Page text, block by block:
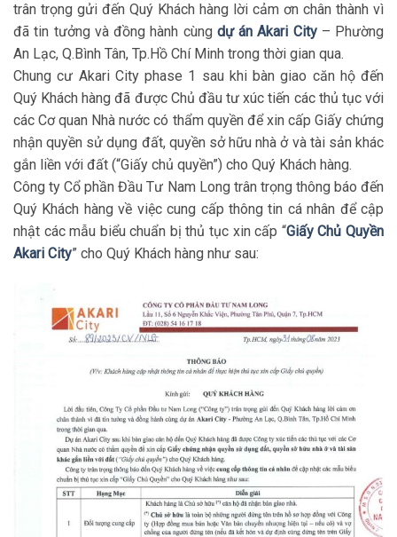
trân trọng gửi đến Quý Khách hàng lời cảm ơn chân thành vì
đã tin tưởng và đồng hành cùng dự án Akari City– Phường
An Lạc, Q.Bình Tân, Tp.Hồ Chí Minh trong thời gian qua.
Chung cư Akari City phase 1 sau khi bàn giao căn hộ đến
Quý Khách hàng đã được Chủ đầu tư xúc tiến các thủ tục với
các Cơ quan Nhà nước có thẩm quyền để xin cấp Giấy chứng
nhận quyền sử dụng đất, quyền sở hữu nhà ở và tài sản khác
gắn liền với đất (“Giấy chủ quyền”) cho Quý Khách hàng.
Công ty Cổ phần Đầu Tư Nam Long trân trọng thông báo đến
Quý Khách hàng về việc cung cấp thông tin cá nhân để cập
nhật các mẫu biểu chuẩn bị thủ tục xin cấp “Giấy Chủ Quyền
Akari City” cho Quý Khách hàng như sau: